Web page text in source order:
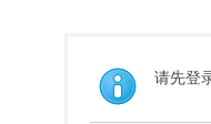
请先登